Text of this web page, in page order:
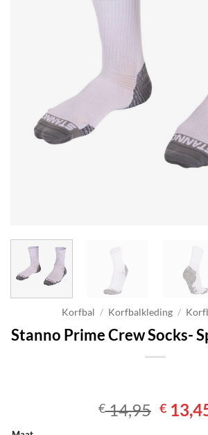
Korfbal / Korfbalkleding /
Stanno Prime Crew Socks-
€14,95
prijs
€